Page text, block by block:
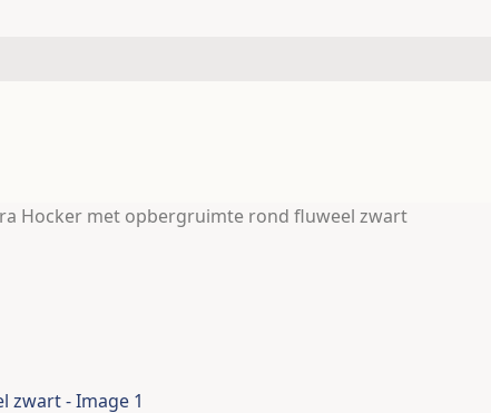
cm jute look
Hocker met opbergruimte rond fluweel zwart